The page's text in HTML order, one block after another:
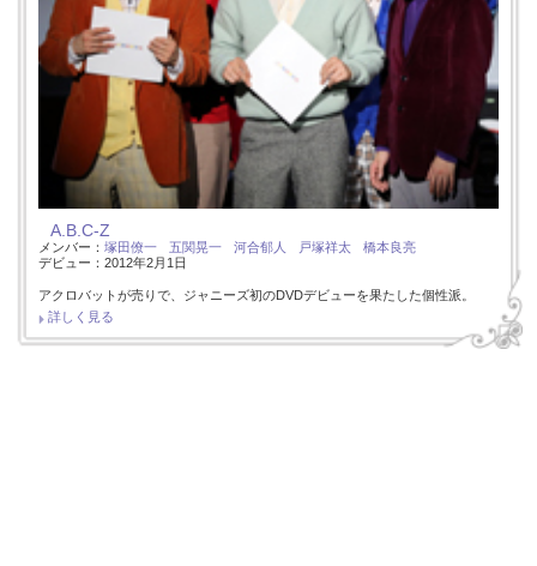
A.B.C-Z
メンバー： 塚田僚一 五関晃一 河合郁人 戸塚祥太
橋本良亮
デビュー：2012年2月1日
アクロバットが売りで、ジャニーズ初のDVDデビューを果たした個性派。
詳しく見る